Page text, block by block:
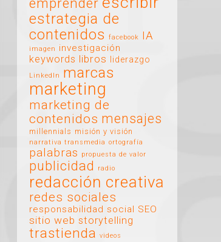
estrategia de
contenidos
facebook IA
imagen investigación
keywords libros liderazgo
LinkedIn marcas
marketing
marketing de
contenidos mensajes
millennials misión y visión
narrativa transmedia ortografía
palabras propuesta de valor
publicidad radio
redacción creativa
redes sociales
responsabilidad social SEO
sitio web storytelling
trastienda videos